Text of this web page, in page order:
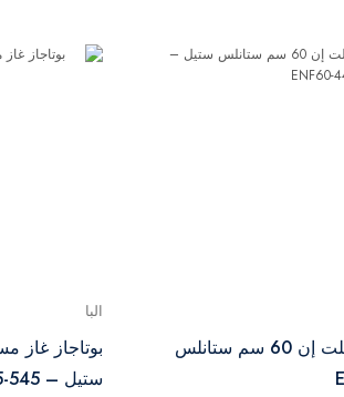
بوتاجاز غاز مسطح البا بلت إن 60 سم ستانلس
البا
ستيل – ELIO95-545